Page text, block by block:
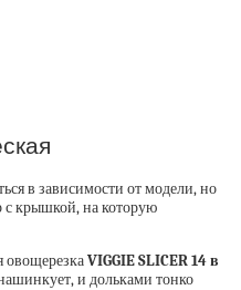
в зависимости от модели, но
крышкой, на которую
овощерезкаVIGGIE SLICER 14 в
и дольками тонко